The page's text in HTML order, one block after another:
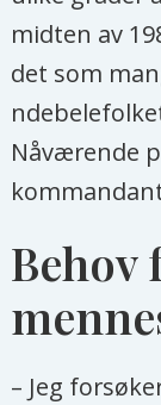
midten av
det som
Nåværende
Behov
– Jeg